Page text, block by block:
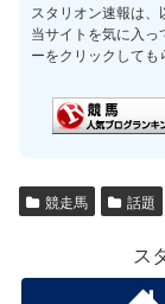
スタリオン速報は、
当サイトを気に入
ーをクリックしても
競走馬 話題
ス